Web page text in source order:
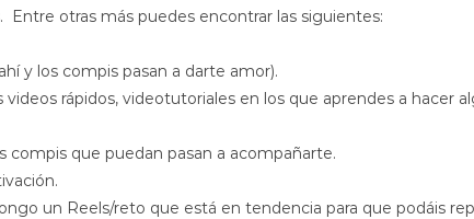
otras más puedes encontrar las siguientes:
y los compis pasan a darte amor).
rápidos, videotutoriales en los que aprendes a hacer
compis que puedan pasan a acompañarte.
un Reels/reto que está en tendencia para que podáis